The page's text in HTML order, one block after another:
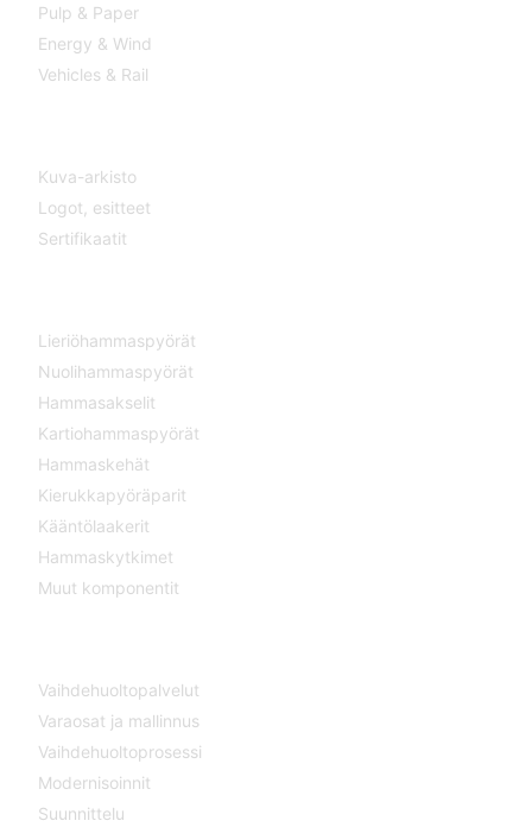
Pulp & Paper
Energy & Wind
Vehicles & Rail
Kuva-arkisto
Logot, esitteet
Sertifikaatit
Lieriöhammaspyörät
Nuolihammaspyörät
Hammasakselit
Kartiohammaspyörät
Hammaskehät
Kierukkapyöräparit
Kääntölaakerit
Hammaskytkimet
Muut komponentit
Vaihdehuoltopalvelut
Varaosat ja mallinnus
Vaihdehuoltoprosessi
Modernisoinnit
Suunnittelu